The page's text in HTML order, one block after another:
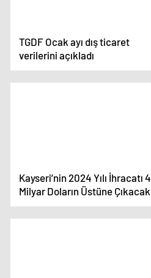
TGDF Ocak ayı dış ticaret
verilerini açıkladı
Kayseri’nin 2024 Yılı İhracatı 4
Milyar Doların Üstüne Çıkacak